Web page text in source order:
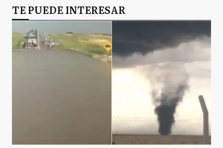
TE PUEDE INTERESAR